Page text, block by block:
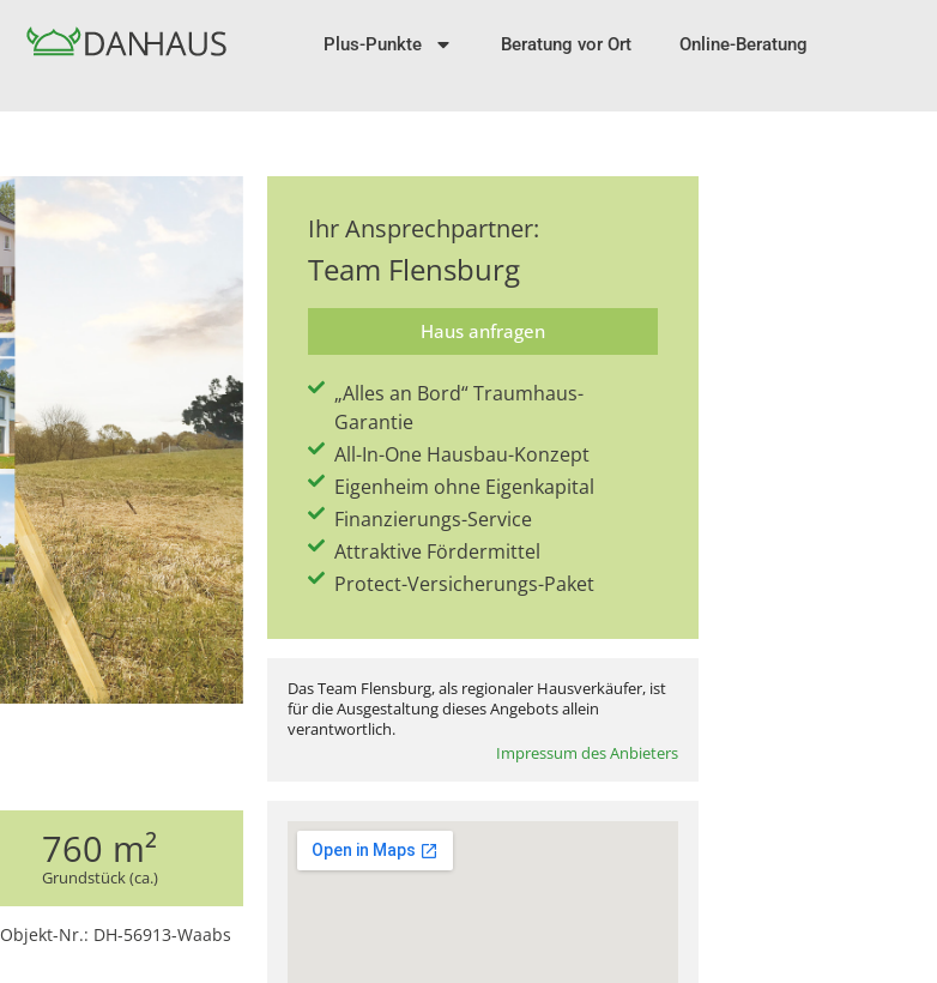
Plus-Punkte Beratung vor Ort Online-Beratung
760 m²
Grundstück (ca.)
Objekt-Nr.: DH-56913-Waabs
Ihr Ansprechpartner:
Team Flensburg
Haus anfragen
„Alles an Bord“ Traumhaus-
Garantie
All-In-One Hausbau-Konzept
Eigenheim ohne Eigenkapital
Finanzierungs-Service
Attraktive Fördermittel
Protect-Versicherungs-Paket
Das Team Flensburg, als regionaler Hausverkäufer, ist
für die Ausgestaltung dieses Angebots allein
verantwortlich.
Impressum des Anbieters